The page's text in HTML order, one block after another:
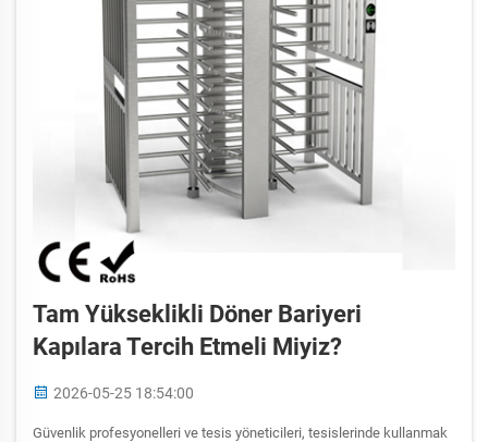
Tam Yükseklikli Döner Bariyeri
Kapılara Tercih Etmeli Miyiz?
2026-05-25 18:54:00
Güvenlik profesyonelleri ve tesis yöneticileri, tesislerinde kullanmak